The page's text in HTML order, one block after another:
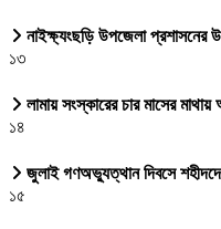
নাইক্ষ্যংছড়ি উপজেলা
১৩
লামায় সংস্কারের চার মাসের
১৪
জুলাই গণঅভ্যুত্থান দিবসে
১৫